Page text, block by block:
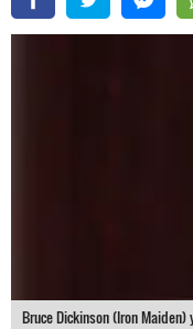
Bruce Dickinson (Iron